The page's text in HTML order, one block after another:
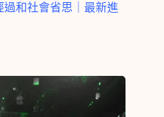
過和社會省思｜最新進